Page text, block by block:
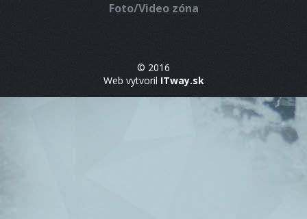
Foto/Video zóna
© 2016
Web vytvoril ITway.sk